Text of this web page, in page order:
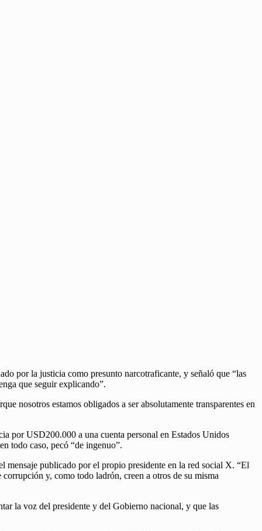
por la justicia como presunto narcotraficante, y señaló que “las
que seguir explicando”.
nosotros estamos obligados a ser absolutamente transparentes en
por USD200.000 a una cuenta personal en Estados Unidos
todo caso, pecó “de ingenuo”.
mensaje publicado por el propio presidente en la red social X. “El
y, como todo ladrón, creen a otros de su misma
la voz del presidente y del Gobierno nacional, y que las